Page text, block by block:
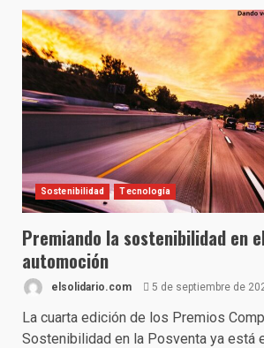
Sostenibilidad Tecnología
Premiando la sostenibilidad en
automoción
elsolidario.com 5 de septiembre de
La cuarta edición de los Premios
Sostenibilidad en la Posventa ya está